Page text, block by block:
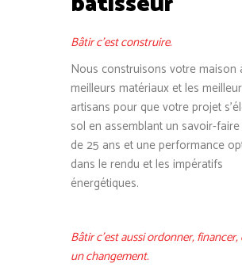
Bâtir c’est construire.
Nous construisons votre maison
meilleurs matériaux et les
artisans pour que votre projet
sol en assemblant un savoir-
de 25 ans et une performance
dans le rendu et les impératifs
énergétiques.
Bâtir c’est aussi ordonner,
un changement.